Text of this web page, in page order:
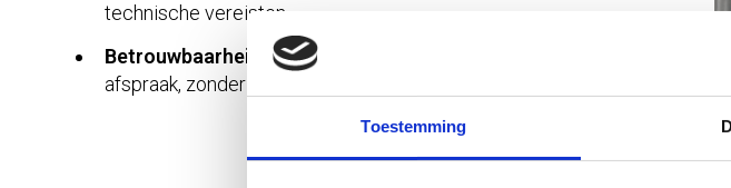
Toestemming
technische vereisten.
Betrouwbaarheid
: Wij denken met je mee en leveren altijd volgens
afspraak, zonder concessies te doen aan kwaliteit.